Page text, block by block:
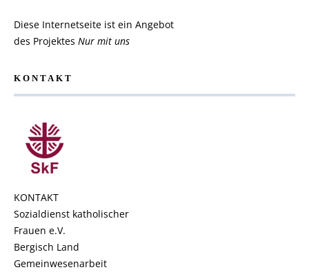
Diese Internetseite ist ein Angebot
des Projektes Nur mit uns
KONTAKT
KONTAKT
Sozialdienst katholischer
Frauen e.V.
Bergisch Land
Gemeinwesenarbeit